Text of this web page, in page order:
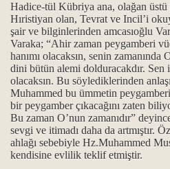
Hadice-tül Kübriya ana, olağan
Hıristiyan olan, Tevrat ve Incil’i
şair ve bilginlerinden amcasıoğlu
Varaka; “Ahir zaman peygamberi
hanımı olacaksın, senin
dini bütün alemi dolduracakdır. Sen
olacaksın. Bu söylediklerinden
Muhammed bu ümmetin
bir peygamber çıkacağını zaten
Bu zaman O’nun zamanıdır”
sevgi ve itimadı daha da artmıştır.
ahlağı sebebiyle Hz.Muhammed
kendisine evlilik teklif etmiştir.